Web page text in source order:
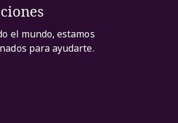
el mundo, estamos
para ayudarte.